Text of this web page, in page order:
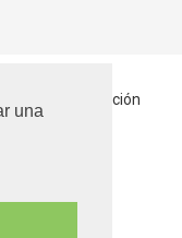
una
En Adopción